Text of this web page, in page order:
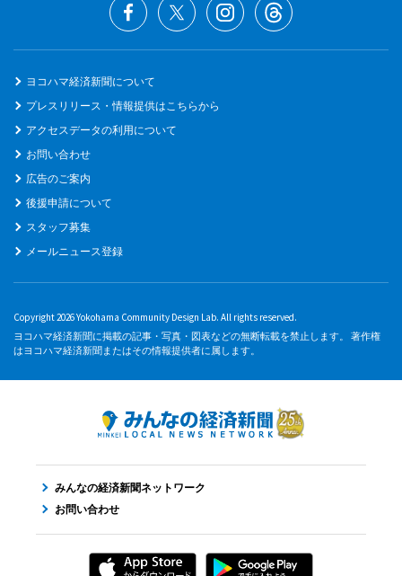
ヨコハマ経済新聞について
プレスリリース・情報提供はこちらから
アクセスデータの利用について
お問い合わせ
広告のご案内
後援申請について
スタッフ募集
メールニュース登録
Copyright 2026 Yokohama Community Design Lab. All rights reserved.
ヨコハマ経済新聞に掲載の記事・写真・図表などの無断転載を禁止します。 著作権
はヨコハマ経済新聞またはその情報提供者に属します。
みんなの経済新聞ネットワーク
お問い合わせ